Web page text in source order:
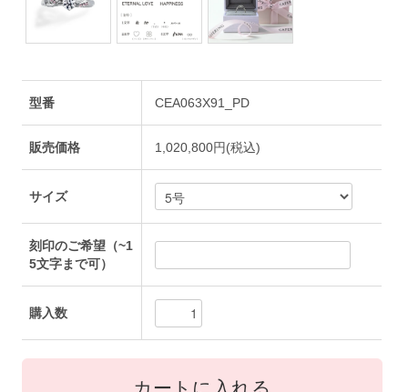
型番 CEA063X91_PD
販売価格 1,020,800円(税込)
サイズ
刻印のご希望（~1
5文字まで可）
購入数